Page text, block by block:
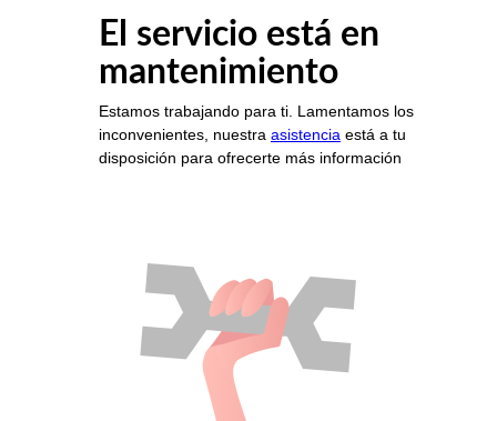
El servicio está en
mantenimiento
Estamos trabajando para ti. Lamentamos los
inconvenientes, nuestra asistencia está a tu
disposición para ofrecerte más información